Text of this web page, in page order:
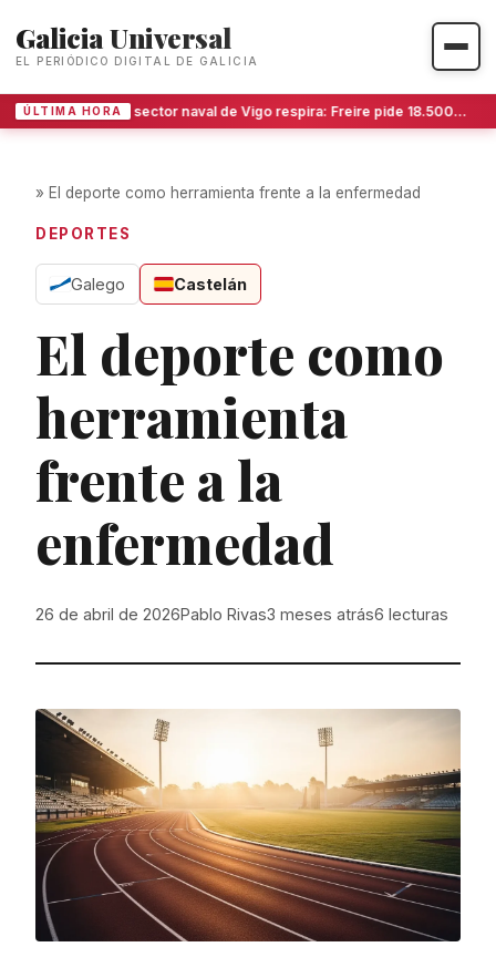
Galicia Universal
EL PERIÓDICO DIGITAL DE GALICIA
ÚLTIMA HORA El sector naval de Vigo respira: Freire pide 18.500 metros más en San Gregorio ante la avalancha de trabajo
» El deporte como herramienta frente a la enfermedad
DEPORTES
Galego Castelán
El deporte como
herramienta
frente a la
enfermedad
26 de abril de 2026Pablo Rivas3 meses atrás6 lecturas